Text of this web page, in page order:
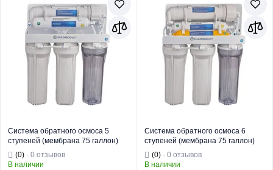
Система обратного осмоса 5
ступеней (мембрана 75 галлон)
EUROPRODUCT EPV-90 (EP6238)
(0) · 0 отзывов
В наличии
Система обратного осмоса 6
ступеней (мембрана 75 галлон)
EUROPRODUCT EPV-92 (EP6239)
(0)· 0 отзывов
В наличии